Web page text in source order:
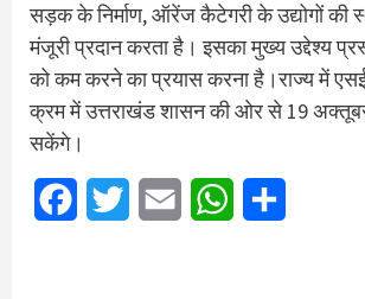
सड़क के निर्माण, ऑरेंज कैटेगरी के उद्योगों की
मंजूरी प्रदान करता है। इसका मुख्य उद्देश्य
को कम करने का प्रयास करना है।राज्य में
क्रम में उत्तराखंड शासन की ओर से 19
सकेंगे।
FacebookTwitter Email WhatsApp